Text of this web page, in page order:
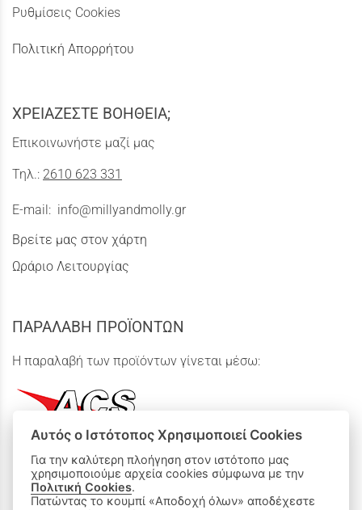
Ρυθμίσεις Cookies
Πολιτική Απορρήτου
ΧΡΕΙΑΖΕΣΤΕ ΒΟΗΘΕΙΑ;
Επικοινωνήστε μαζί μας
Τηλ.: 2610 623 331
E-mail: info@millyandmolly.gr
Βρείτε μας στον χάρτη
Ωράριο Λειτουργίας
ΠΑΡΑΛΑΒΗ ΠΡΟΪΟΝΤΩΝ
Η παραλαβή των προϊόντων γίνεται μέσω:
ΟΙ ΑΓΟΡΕΣ ΜΟΥ
Αυτός ο Ιστότοπος Χρησιμοποιεί Cookies
Για την καλύτερη πλοήγηση στον ιστότοπο μας
χρησιμοποιούμε αρχεία cookies σύμφωνα με την
Πολιτική Cookies.
Πατώντας το κουμπί «Αποδοχή όλων» αποδέχεστε